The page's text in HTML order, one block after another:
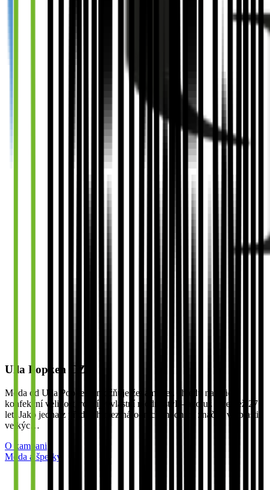
Ulla Popken CZ
Móda od Ulla Popken umožňuje ženám, bez ohledu na jejich
konfekční velikost, rozvíjet vlastní módní styl – a to už více než 27
let. Jako jedna z předních mezinárodních módních značek v oblasti
velkýc…
O kampani
Móda a šperky